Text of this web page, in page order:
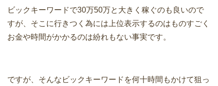
ビックキーワードで30万50万と大きく稼ぐのも良いので
すが、そこに行きつく為には上位表示するのはものすごく
お金や時間がかかるのは紛れもない事実です。
ですが、そんなビックキーワードを何十時間もかけて狙っ